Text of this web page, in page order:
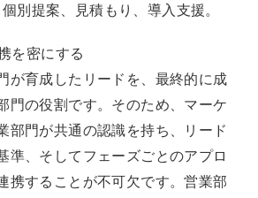
別提案、見積もり、導入支援。
を密にする
が育成したリードを、最終的に成
門の役割です。そのため、マーケ
部門が共通の認識を持ち、リード
準、そしてフェーズごとのアプロ
携することが不可欠です。営業部